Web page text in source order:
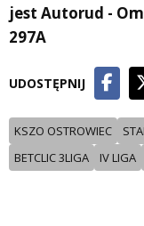
jest Autorud -
297A
UDOSTĘPNIJ
KSZO OSTROWIEC
BETCLIC 3LIGA
IV LIGA